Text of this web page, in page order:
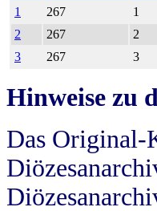
1
267 1
2
267 2
3
267 3
Hinweise zu
Das Original-